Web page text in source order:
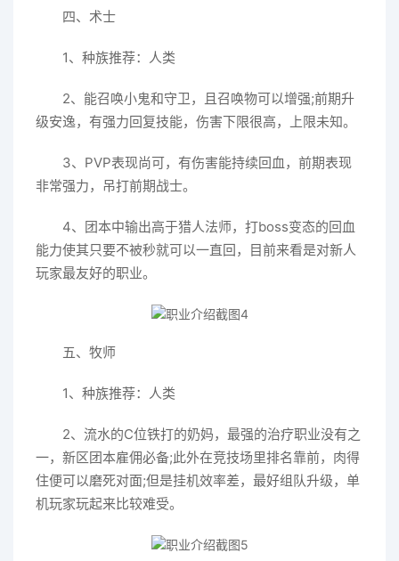
四、术士
1、种族推荐：人类
2、能召唤小鬼和守卫，且召唤物可以增强;前期升
级安逸，有强力回复技能，伤害下限很高，上限未知。
3、PVP表现尚可，有伤害能持续回血，前期表现
非常强力，吊打前期战士。
4、团本中输出高于猎人法师，打boss变态的回血
能力使其只要不被秒就可以一直回，目前来看是对新人
玩家最友好的职业。
五、牧师
1、种族推荐：人类
2、流水的C位铁打的奶妈，最强的治疗职业没有之
一，新区团本雇佣必备;此外在竞技场里排名靠前，肉得
住便可以磨死对面;但是挂机效率差，最好组队升级，单
机玩家玩起来比较难受。